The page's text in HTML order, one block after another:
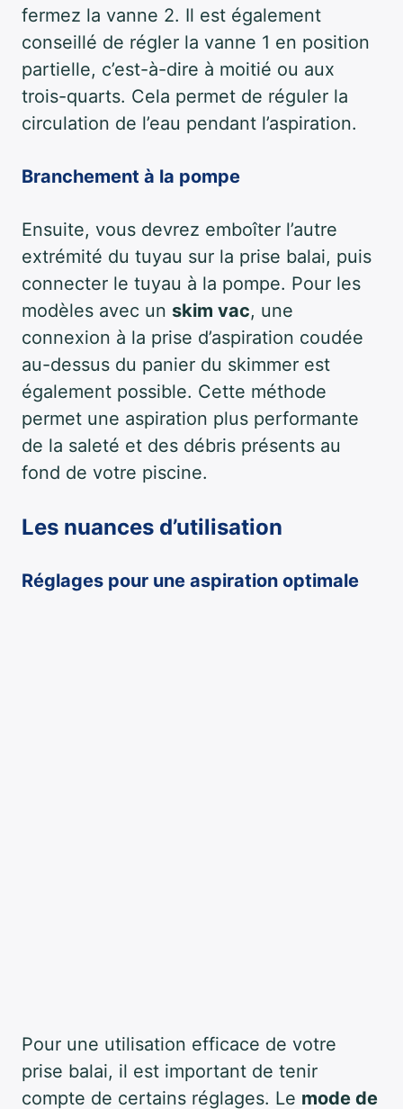
fermez la vanne 2. Il est également
conseillé de régler la vanne 1 en position
partielle, c’est-à-dire à moitié ou aux
trois-quarts. Cela permet de réguler la
circulation de l’eau pendant l’aspiration.
Branchement à la pompe
Ensuite, vous devrez emboîter l’autre
extrémité du tuyau sur la prise balai, puis
connecter le tuyau à la pompe. Pour les
modèles avec un skim vac, une
connexion à la prise d’aspiration coudée
au-dessus du panier du skimmer est
également possible. Cette méthode
permet une aspiration plus performante
de la saleté et des débris présents au
fond de votre piscine.
Les nuances d’utilisation
Réglages pour une aspiration optimale
Pour une utilisation efficace de votre
prise balai, il est important de tenir
compte de certains réglages. Le mode de